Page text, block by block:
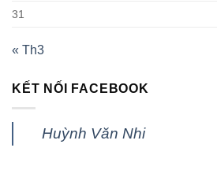
31
« Th3
KẾT NỐI FACEBOOK
Huỳnh Văn Nhi